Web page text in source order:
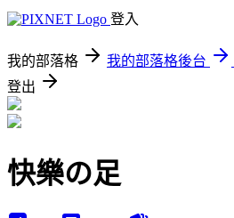
登入
我的部落格 我的部落格後台
登出
快樂の足